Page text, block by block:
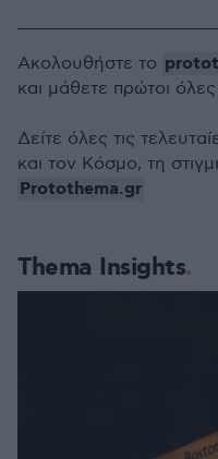
Thema Insights
Ακολουθήστε το
και μάθετε πρώτοι όλες
Δείτε όλες τις
και τον Κόσμο, τη
Protothema.gr